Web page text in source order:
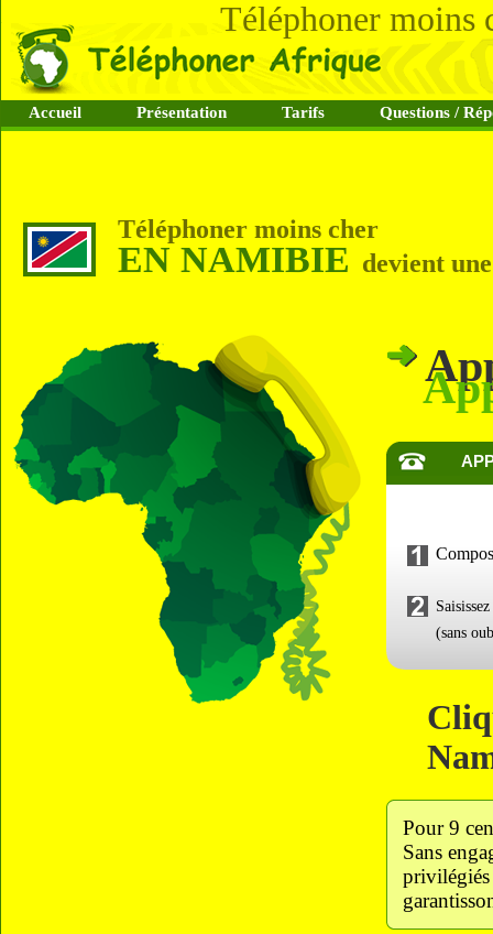
Téléphoner moins
Accueil Présentation Tarifs Questions /
Téléphoner moins cher
EN NAMIBIE devient
(sans
Pour 9
Sans
privilégiés